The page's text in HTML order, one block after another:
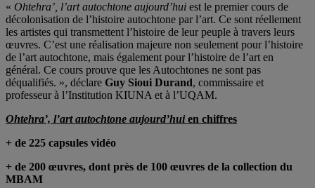
« Ohtehra’, l’art autochtone aujourd’hui est le premier cours de
décolonisation de l’histoire autochtone par l’art. Ce sont réellement
les artistes qui transmettent l’histoire de leur peuple à travers leurs
œuvres. C’est une réalisation majeure non seulement pour l’histoire
de l’art autochtone, mais également pour l’histoire de l’art en
général. Ce cours prouve que les Autochtones ne sont pas
déqualifiés. », déclare Guy Sioui Durand, commissaire et
professeur à l’Institution KIUNA et à l’UQAM.
Ohtehra’, l’art autochtone aujourd’huien chiffres
+ de 225 capsules vidéo
+ de 200 œuvres, dont près de 100 œuvres de la collection du
MBAM